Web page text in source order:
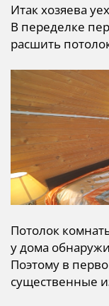
Итак хозяева
В переделке
расшить
Потолок
у дома
Поэтому в
существенные